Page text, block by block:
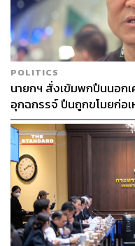
POLITICS
นายกฯ สั่งเข้มพกปืนนอกเ
อุกฉกรรจ์ ปืนถูกขโมยก่อ